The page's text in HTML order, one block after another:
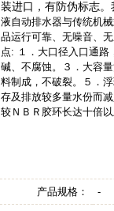
装进口，有防伪标志
液自动排水器与传统机
品运行可靠、无噪音、
点: １．大口径入口通路
碱、不腐蚀。３．大容
料制成，不破裂。５．
存及排放较多量水份而
较ＮＢＲ胶环长达十倍
产品规格： -